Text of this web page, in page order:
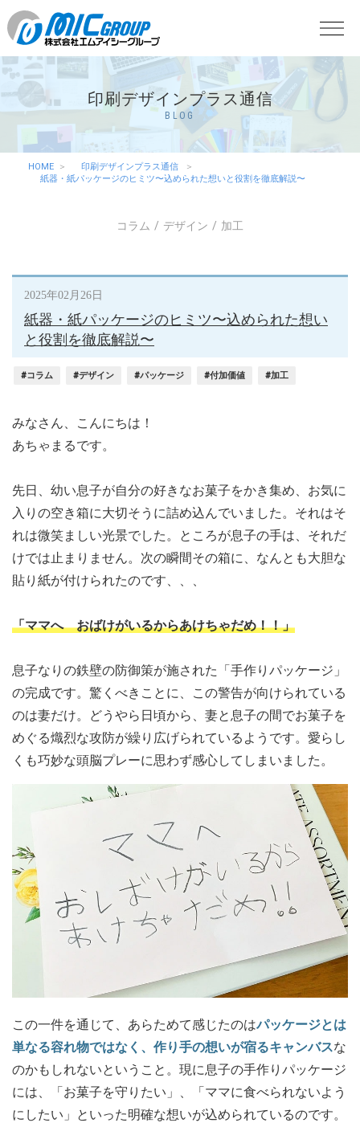
印刷デザインプラス通信
BLOG
HOME
印刷デザインプラス通信
紙器・紙パッケージのヒミツ〜込められた想いと役割を徹底解説〜
コラム デザイン 加工
2025年02月26日
紙器・紙パッケージのヒミツ〜込められた想い
と役割を徹底解説〜
#コラム #デザイン #パッケージ #付加価値 #加工
みなさん、こんにちは！
あちゃまるです。
先日、幼い息子が自分の好きなお菓子をかき集め、お気に
入りの空き箱に大切そうに詰め込んでいました。それはそ
れは微笑ましい光景でした。ところが息子の手は、それだ
けでは止まりません。次の瞬間その箱に、なんとも大胆な
貼り紙が付けられたのです、、、
「ママへ おばけがいるからあけちゃだめ！！」
息子なりの鉄壁の防御策が施された「手作りパッケージ」
の完成です。驚くべきことに、この警告が向けられている
のは妻だけ。どうやら日頃から、妻と息子の間でお菓子を
めぐる熾烈な攻防が繰り広げられているようです。愛らし
くも巧妙な頭脳プレーに思わず感心してしまいました。
この一件を通じて、あらためて感じたのはパッケージとは
単なる容れ物ではなく、作り手の想いが宿るキャンバスな
のかもしれないということ。現に息子の手作りパッケージ
には、「お菓子を守りたい」、「ママに食べられないよう
にしたい」といった明確な想いが込められているのです。